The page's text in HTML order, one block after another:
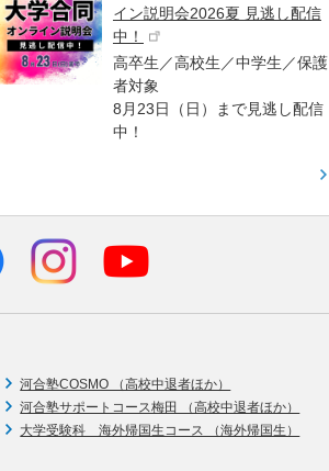
イン説明会2026夏 見逃し配信
中！
高卒生／高校生／中学生／保護
者対象
8月23日（日）まで見逃し配信
中！
河合塾COSMO （高校中退者ほか）
河合塾サポートコース梅田 （高校中退者ほか）
大学受験科 海外帰国生コース （海外帰国生）